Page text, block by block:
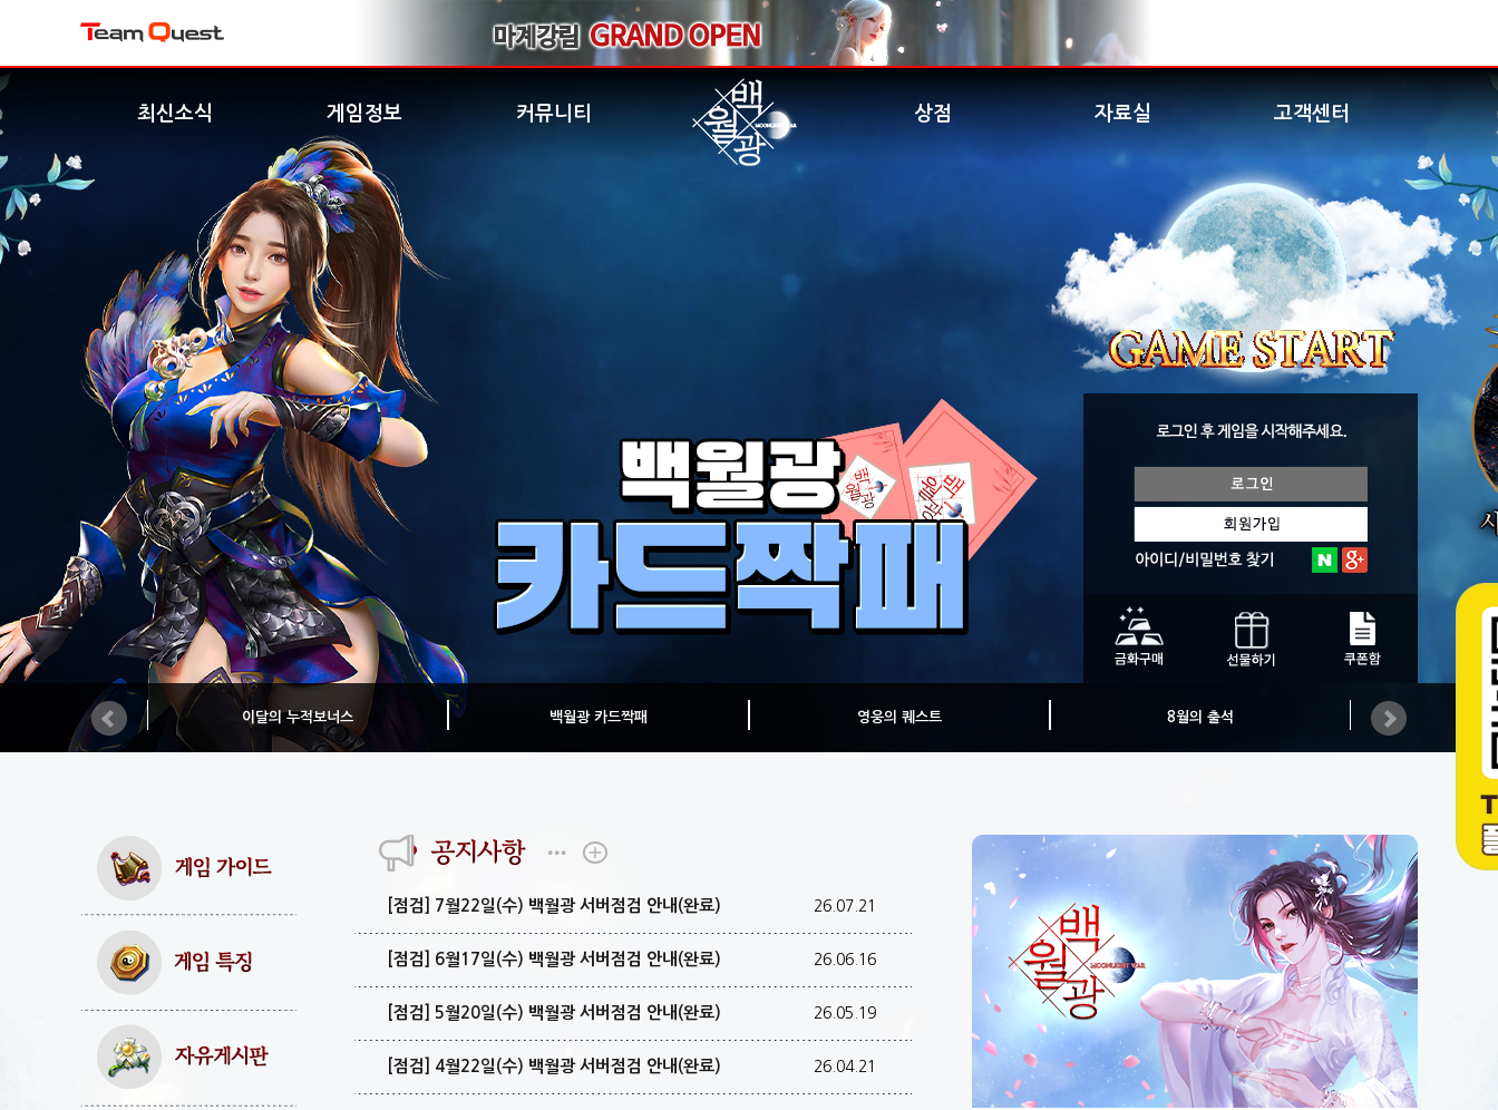
최신소식 게임정보 커뮤니티 상점 자료실 고객센터
이달의 누적보너스 백월광 카드짝패 영웅의 퀘스트 8월의 출석 카카오플
[점검] 7월22일(수) 백월광 서버점검 안내(완료) 26.07.21
[점검] 6월17일(수) 백월광 서버점검 안내(완료) 26.06.16
[점검] 5월20일(수) 백월광 서버점검 안내(완료) 26.05.19
[점검] 4월22일(수) 백월광 서버점검 안내(완료) 26.04.21